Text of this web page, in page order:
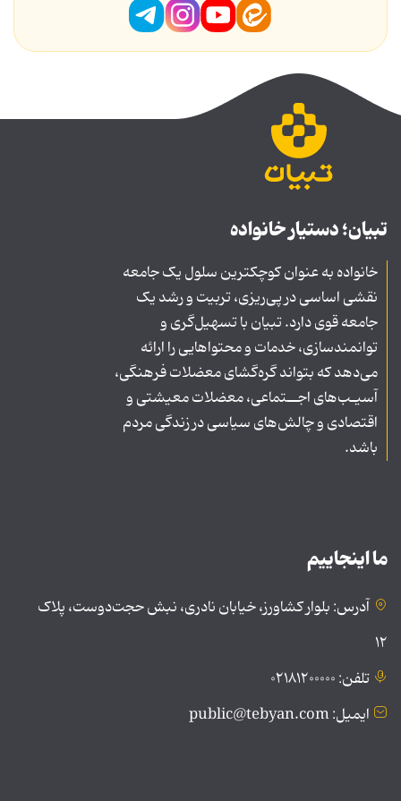
تبیان؛ دستیار خانواده
خانواده به عنوان کوچکترین سلول یک جامعه
نقشی اساسی در پی‌ریزی، تربیت و رشد یک
جامعه قوی دارد. تبیان با تسهیل‌گری و
توانمندسازی، خدمات و محتواهایی را ارائه
می‌دهد که بتواند گره‌گشای معضلات فرهنگی،
آسیـب‌های اجــتماعی، معضلات معیشتی و
اقتصادی و چالش‌های سیاسی در زندگی مردم
باشد.
ما اینجاییم
آدرس: بلوار کشاورز، خیابان نادری، نبش حجت‌دوست، پلاک
۱۲
تلفن: ۰۲۱۸۱۲۰۰۰۰۰
ایمیل: public@tebyan.com